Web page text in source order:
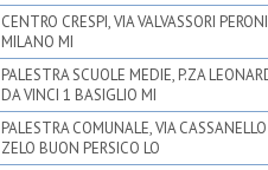
CENTRO CRESPI, VIA VALVASSORI
MILANO MI
PALESTRA SCUOLE MEDIE, P.ZA
DA VINCI 1 BASIGLIO MI
PALESTRA COMUNALE, VIA
ZELO BUON PERSICO LO